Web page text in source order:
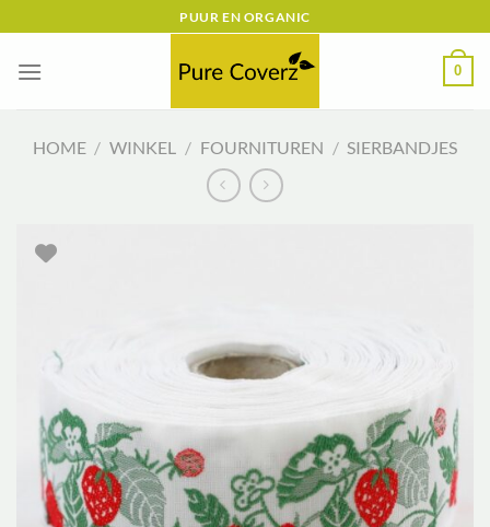
naar
inhoud
PUUR EN ORGANIC
0
HOME / WINKEL / FOURNITUREN / SIERBANDJES